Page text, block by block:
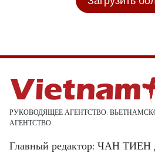
РУКОВОДЯЩЕЕ АГЕНТСТВО:
АГЕНТСТВО
Главный редактор: ЧАН